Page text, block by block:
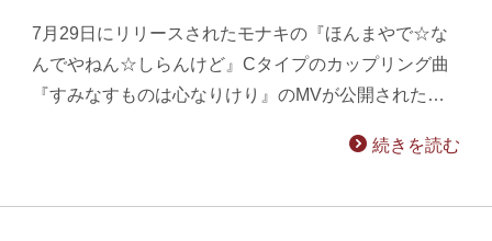
7月29日にリリースされたモナキの『ほんまやで☆な
んでやねん☆しらんけど』Cタイプのカップリング曲
『すみなすものは心なりけり』のMVが公開された…
続きを読む